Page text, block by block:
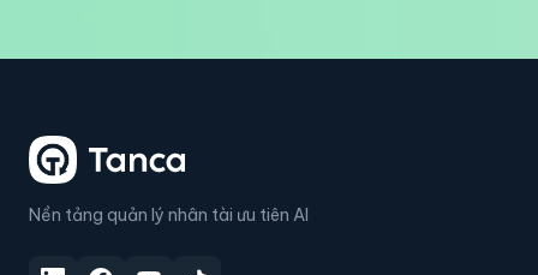
Nền tảng quản lý nhân tài ưu tiên AI